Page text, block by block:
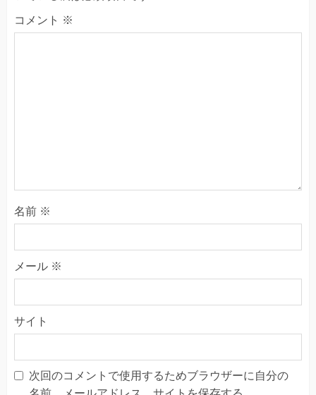
コメント ※
名前 ※
メール ※
サイト
次回のコメントで使用するためブラウザーに自分の